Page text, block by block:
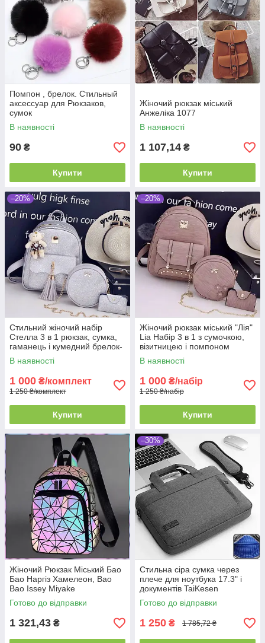
Помпон , брелок. Стильный
аксессуар для Рюкзаков,
сумок
В наявності
90 ₴
Купити
Жіночий рюкзак міський
Анжеліка 1077
В наявності
1 107,14 ₴
Купити
–20%
Стильний жіночий набір
Стелла 3 в 1 рюкзак, сумка,
гаманець і кумедний брелок-
ведмедик у подарунок 2004
В наявності
1 000 ₴/комплект
1 250 ₴/комплект
Купити
–20%
Жіночий рюкзак міський "Лія"
Lia Набір 3 в 1 з сумочкою,
візитницею і помпоном
В наявності
1 000 ₴/набір
1 250 ₴/набір
Купити
Жіночий Рюкзак Міський Бао
Бао Наргіз Хамелеон, Bao
Bao Issey Miyake
Готово до відправки
1 321,43 ₴
–30%
Стильна сіра сумка через
плече для ноутбука 17.3" і
документів TaiKesen
Готово до відправки
1 250 ₴ 1 785,72 ₴